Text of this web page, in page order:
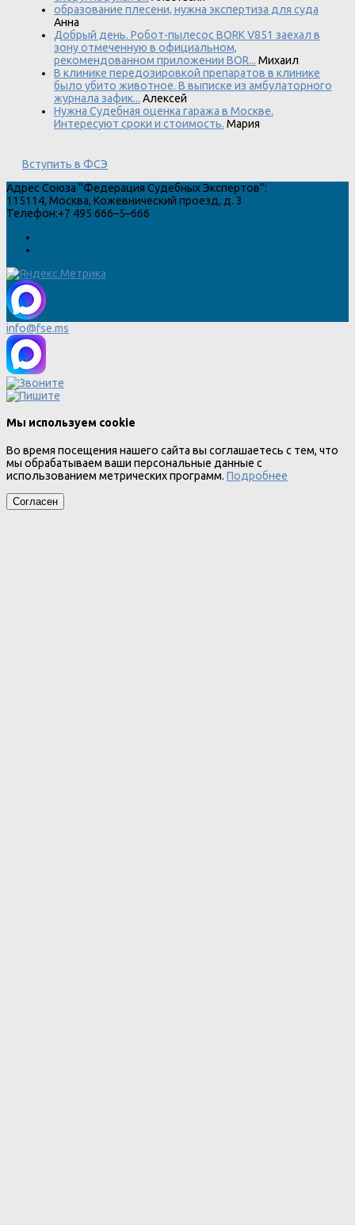
образование плесени, нужна экспертиза для суда
Анна
Добрый день. Робот-пылесос BORK V851 заехал в
зону отмеченную в официальном,
рекомендованном приложении BOR... Михаил
В клинике передозировкой препаратов в клинике
было убито животное. В выписке из амбулаторного
журнала зафик... Алексей
Нужна Судебная оценка гаража в Москве.
Интересуют сроки и стоимость. Мария
Вступить в ФСЭ
Адрес Союза "Федерация Судебных Экспертов":
115114, Москва, Кожевнический проезд, д. 3
Телефон:+7 495 666–5–666
info@fse.ms
Мы используем cookie
Во время посещения нашего сайта вы соглашаетесь с тем, что
мы обрабатываем ваши персональные данные с
использованием метрических программ. Подробнее
Согласен